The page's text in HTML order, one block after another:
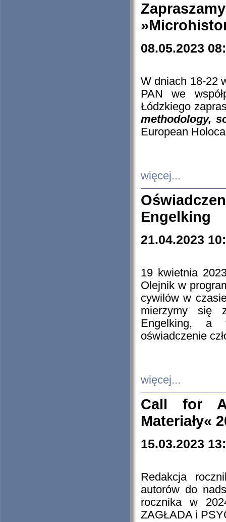
08.05.2023
W dniach 18-22
PAN we
Łódzkiego
methodology,
European
więcej...
Engelking
21.04.2023
19 kwietnia
Olejnik w
cywilów w
mierzymy się
Engelking, a
oświadczenie
więcej...
Call for
Materiały«
15.03.2023
Redakcja
autorów do
rocznika w
ZAGŁADA i